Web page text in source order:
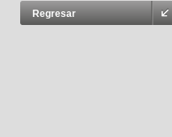
Regresar